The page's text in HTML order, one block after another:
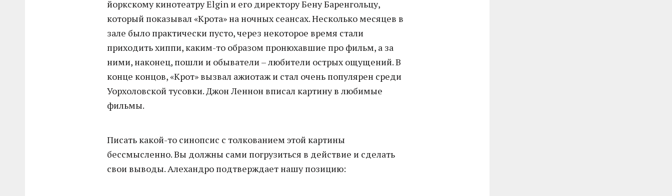
йоркскому кинотеатру Elgin и его директору Бену Баренгольцу,
который показывал «Крота» на ночных сеансах. Несколько месяцев в
зале было практически пусто, через некоторое время стали
приходить хиппи, каким-то образом пронюхавшие про фильм, а за
ними, наконец, пошли и обыватели – любители острых ощущений. В
конце концов, «Крот» вызвал ажиотаж и стал очень популярен среди
Уорхоловской тусовки. Джон Леннон вписал картину в любимые
фильмы.
Писать какой-то синопсис с толкованием этой картины
бессмысленно. Вы должны сами погрузиться в действие и сделать
свои выводы. Алехандро подтверждает нашу позицию: